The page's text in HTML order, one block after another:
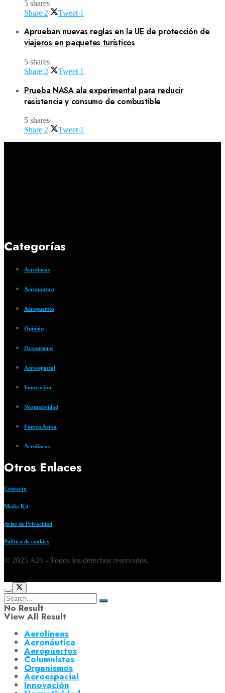
5 shares
Share 2 Tweet 1
Aprueban nuevas reglas en la UE de protección de
viajeros en paquetes turísticos
5 shares
Share 2 Tweet 1
Prueba NASA ala experimental para reducir
resistencia y consumo de combustible
5 shares
Share 2 Tweet 1
Categorías
Aerolíneas
Aeronautica
Aeropuertos
Opinión
Organismos
Aeroespacial
Innovación
Normatividad
Fuerza Aerea
Aerolíneas
Otros Enlaces
Contacto
Media Kit
Aviso de Privacidad
Política de cookies
© 2025 A21 - Todos los derechos reservados.
No Result
View All Result
Aerolíneas
Aeronáutica
Aeropuertos
Columnistas
Organismos
Aeroespacial
Innovación